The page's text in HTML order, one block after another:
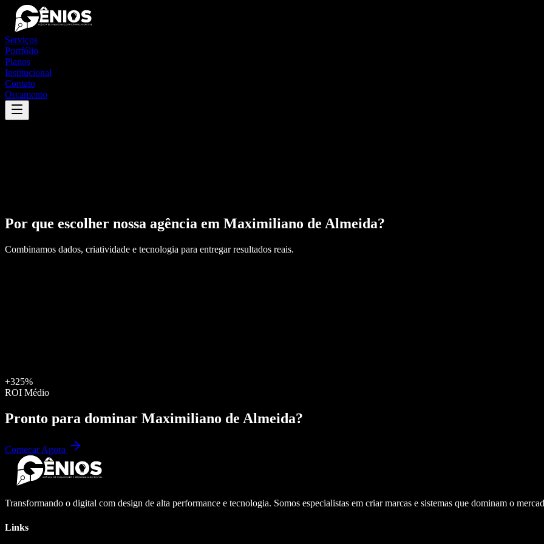
Serviços
Portfólio
Planos
Institucional
Contato
Orçamento
Por que escolher nossa agência em Maximiliano de Almeida?
Combinamos dados, criatividade e tecnologia para entregar resultados reais.
+325%
ROI Médio
Pronto para dominar Maximiliano de Almeida?
Começar Agora
Transformando o digital com design de alta performance e tecnologia. Somos especialistas em criar marcas e sistemas que dominam o
Links